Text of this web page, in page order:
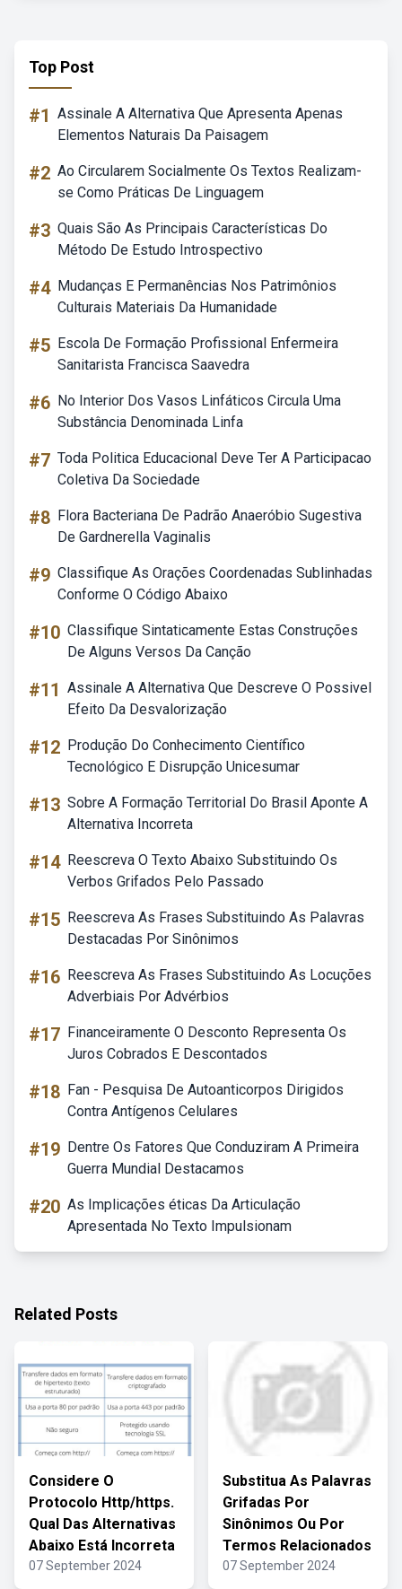
Top Post
#1 Assinale A Alternativa Que Apresenta Apenas
Elementos Naturais Da Paisagem
#2 Ao Circularem Socialmente Os Textos Realizam-
se Como Práticas De Linguagem
#3 Quais São As Principais Características Do
Método De Estudo Introspectivo
#4 Mudanças E Permanências Nos Patrimônios
Culturais Materiais Da Humanidade
#5 Escola De Formação Profissional Enfermeira
Sanitarista Francisca Saavedra
#6 No Interior Dos Vasos Linfáticos Circula Uma
Substância Denominada Linfa
#7 Toda Politica Educacional Deve Ter A Participacao
Coletiva Da Sociedade
#8 Flora Bacteriana De Padrão Anaeróbio Sugestiva
De Gardnerella Vaginalis
#9 Classifique As Orações Coordenadas Sublinhadas
Conforme O Código Abaixo
#10 Classifique Sintaticamente Estas Construções
De Alguns Versos Da Canção
#11 Assinale A Alternativa Que Descreve O Possivel
Efeito Da Desvalorização
#12 Produção Do Conhecimento Científico
Tecnológico E Disrupção Unicesumar
#13 Sobre A Formação Territorial Do Brasil Aponte A
Alternativa Incorreta
#14 Reescreva O Texto Abaixo Substituindo Os
Verbos Grifados Pelo Passado
#15 Reescreva As Frases Substituindo As Palavras
Destacadas Por Sinônimos
#16 Reescreva As Frases Substituindo As Locuções
Adverbiais Por Advérbios
#17 Financeiramente O Desconto Representa Os
Juros Cobrados E Descontados
#18 Fan - Pesquisa De Autoanticorpos Dirigidos
Contra Antígenos Celulares
#19 Dentre Os Fatores Que Conduziram A Primeira
Guerra Mundial Destacamos
#20 As Implicações éticas Da Articulação
Apresentada No Texto Impulsionam
Related Posts
Considere O
Protocolo Http/https.
Qual Das Alternativas
Abaixo Está Incorreta
07 September 2024
Substitua As Palavras
Grifadas Por
Sinônimos Ou Por
Termos Relacionados
07 September 2024